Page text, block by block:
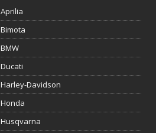
Aprilia
Bimota
BMW
Ducati
Harley-Davidson
Honda
Husqvarna